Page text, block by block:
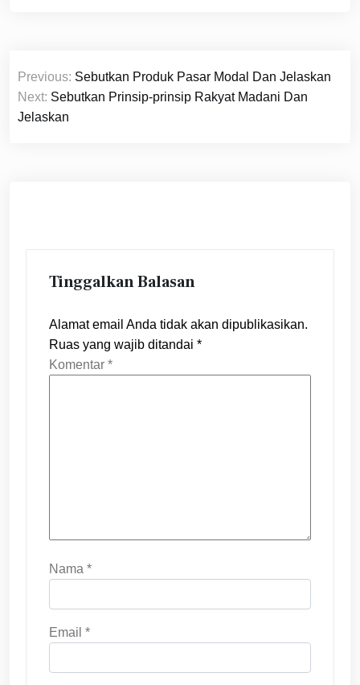
Navigasi
pos
Previous: Sebutkan Produk Pasar Modal Dan Jelaskan
Next: Sebutkan Prinsip-prinsip Rakyat Madani Dan
Jelaskan
Tinggalkan Balasan
Alamat email Anda tidak akan dipublikasikan.
Ruas yang wajib ditandai *
Komentar *
Nama *
Email *